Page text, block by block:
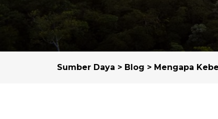
Sumber Daya > Blog > Mengapa